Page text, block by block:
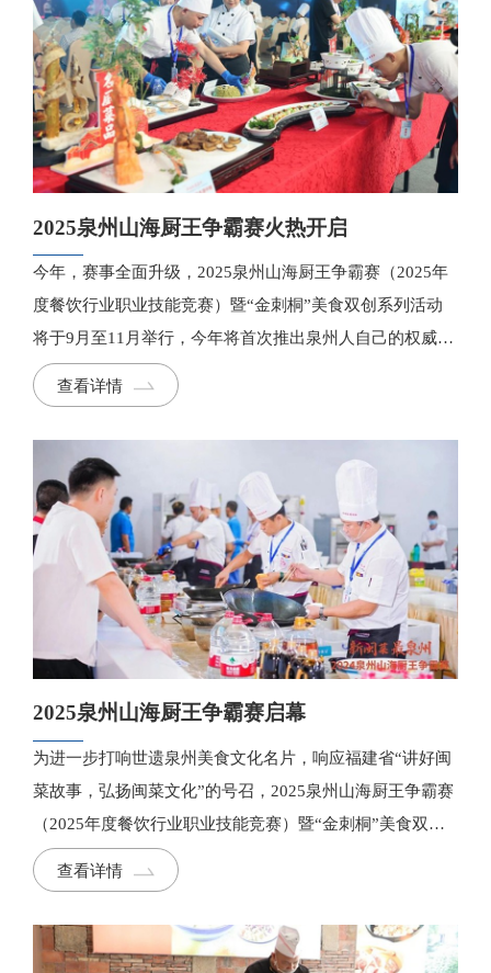
2025泉州山海厨王争霸赛火热开启
今年，赛事全面升级，2025泉州山海厨王争霸赛（2025年
度餐饮行业职业技能竞赛）暨“金刺桐”美食双创系列活动
将于9月至11月举行，今年将首次推出泉州人自己的权威美
食榜单——“金刺桐”美食指南。
查看详情
2025泉州山海厨王争霸赛启幕
为进一步打响世遗泉州美食文化名片，响应福建省“讲好闽
菜故事，弘扬闽菜文化”的号召，2025泉州山海厨王争霸赛
（2025年度餐饮行业职业技能竞赛）暨“金刺桐”美食双创
系列评选将于9月至11月精彩上演。
查看详情